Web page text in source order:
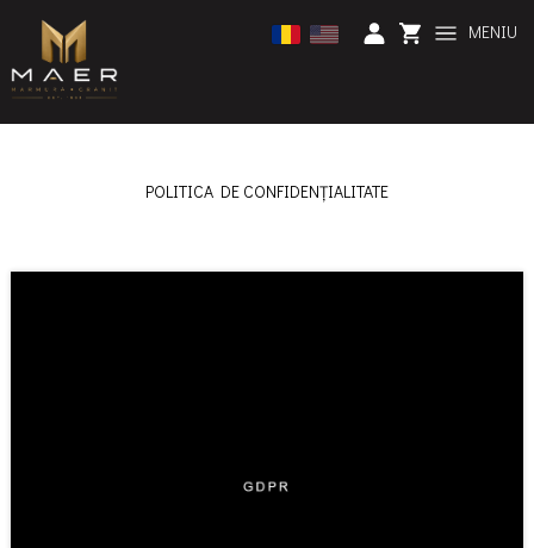
MENIU
POLITICA DE CONFIDENȚIALITATE